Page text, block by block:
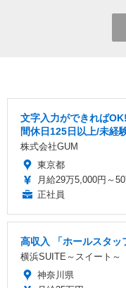
文字入力ができれば
間休日125日以上/未経
株式会社GUM
東京都
月給29万5,000円～
正社員
高収入 「ホールスタッ
横浜SUITE～スイート～
神奈川県